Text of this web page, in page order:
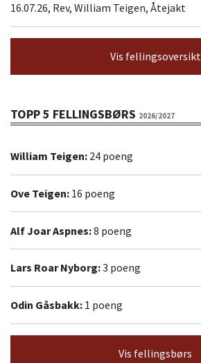
16.07.26, Rev, William Teigen, Åtejakt
Vis fellingsoversikt
TOPP 5 FELLINGSBØRS 2026/2027
William Teigen: 24 poeng
Ove Teigen: 16 poeng
Alf Joar Aspnes:8 poeng
Lars Roar Nyborg:3 poeng
Odin Gåsbakk: 1 poeng
Vis fellingsbørs